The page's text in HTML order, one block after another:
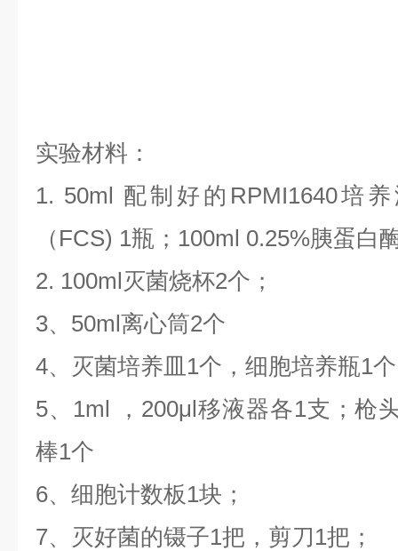
实验材料：
1. 50ml 配制好的RPMI1640培
（FCS) 1瓶；100ml 0.25%胰蛋白
2. 100ml灭菌烧杯2个；
3、50ml离心筒2个
4、灭菌培养皿1个，细胞培养瓶1
5、1ml ，200μl移液器各1支；枪
棒1个
6、细胞计数板1块；
7、灭好菌的镊子1把，剪刀1把；